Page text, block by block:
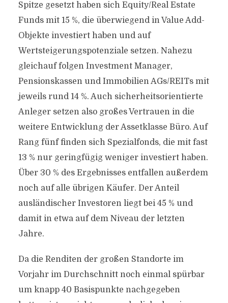
Spitze gesetzt haben sich Equity/Real Estate
Funds mit 15 %, die überwiegend in Value Add-
Objekte investiert haben und auf
Wertsteigerungspotenziale setzen. Nahezu
gleichauf folgen Investment Manager,
Pensionskassen und Immobilien AGs/REITs mit
jeweils rund 14 %. Auch sicherheitsorientierte
Anleger setzen also großes Vertrauen in die
weitere Entwicklung der Assetklasse Büro. Auf
Rang fünf finden sich Spezialfonds, die mit fast
13 % nur geringfügig weniger investiert haben.
Über 30 % des Ergebnisses entfallen außerdem
noch auf alle übrigen Käufer. Der Anteil
ausländischer Investoren liegt bei 45 % und
damit in etwa auf dem Niveau der letzten
Jahre.
Da die Renditen der großen Standorte im
Vorjahr im Durchschnitt noch einmal spürbar
um knapp 40 Basispunkte nachgegeben